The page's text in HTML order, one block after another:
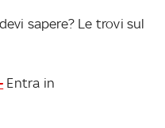
sapere? Le trovi sul
Entra in